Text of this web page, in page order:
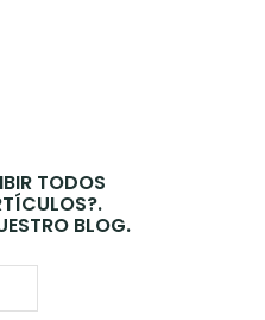
TODOS
BLOG.